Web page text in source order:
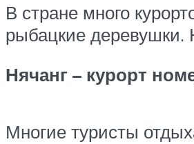
В стране много
рыбацкие
Нячанг – курорт
Многие туристы